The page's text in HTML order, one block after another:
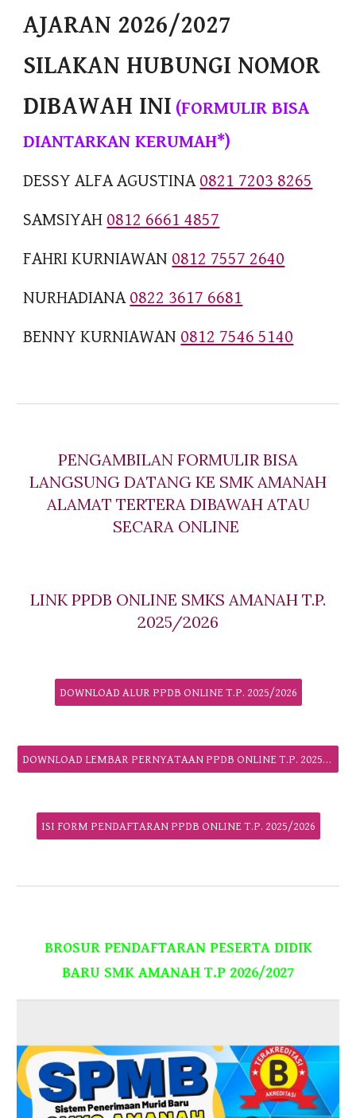
AJARAN 2026/2027
SILAKAN HUBUNGI NOMOR
DIBAWAH INI (FORMULIR BISA
DIANTARKAN KERUMAH*)
DESSY ALFA AGUSTINA0821 7203 8265
SAMSIYAH 0812 6661 4857
FAHRI KURNIAWAN 0812 7557 2640
NURHADIANA0822 3617 6681
BENNY KURNIAWAN 0812 7546 5140
PENGAMBILAN FORMULIR BISA
LANGSUNG DATANG KE SMK AMANAH
ALAMAT TERTERA DIBAWAH ATAU
SECARA ONLINE
LINK PPDB ONLINE SMKS AMANAH T.P.
2025/2026
DOWNLOAD ALUR PPDB ONLINE T.P. 2025/2026
DOWNLOAD LEMBAR PERNYATAAN PPDB ONLINE T.P. 2025/20265
ISI FORM PENDAFTARAN PPDB ONLINE T.P. 2025/2026
BROSURPENDAFTARAN PESERTA DIDIK
BARU SMK AMANAH T.P 2026/2027